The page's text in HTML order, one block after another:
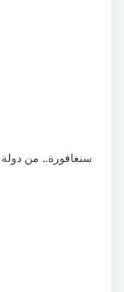
سنغافورة.. من دولة